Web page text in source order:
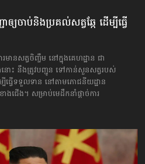
យចាប់​និងប្រគល់​សត្វឆ្កែ ដើម្បី​ធ្វើ​
មានសត្វចិញ្ចឹម នៅក្នុងគេហដ្ឋាន ជា
នោះ នឹងត្រូវបញ្ជូន ទៅកាន់សួនសត្វរបស់
ធ្វើទទួលទាន នៅតាមភោជនីយដ្ឋាន
ាងជើង។ សម្រាប់មេដឹកនាំផ្ដាច់ការ